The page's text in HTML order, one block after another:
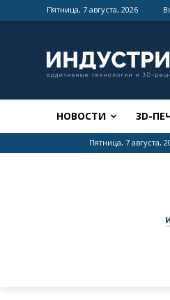
Пятница, 7 августа, 2026
НОВОСТИ 3D-
Пятница, 7 августа,